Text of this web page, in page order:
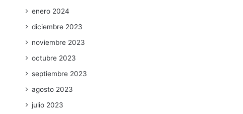
enero 2024
diciembre 2023
noviembre 2023
octubre 2023
septiembre 2023
agosto 2023
julio 2023